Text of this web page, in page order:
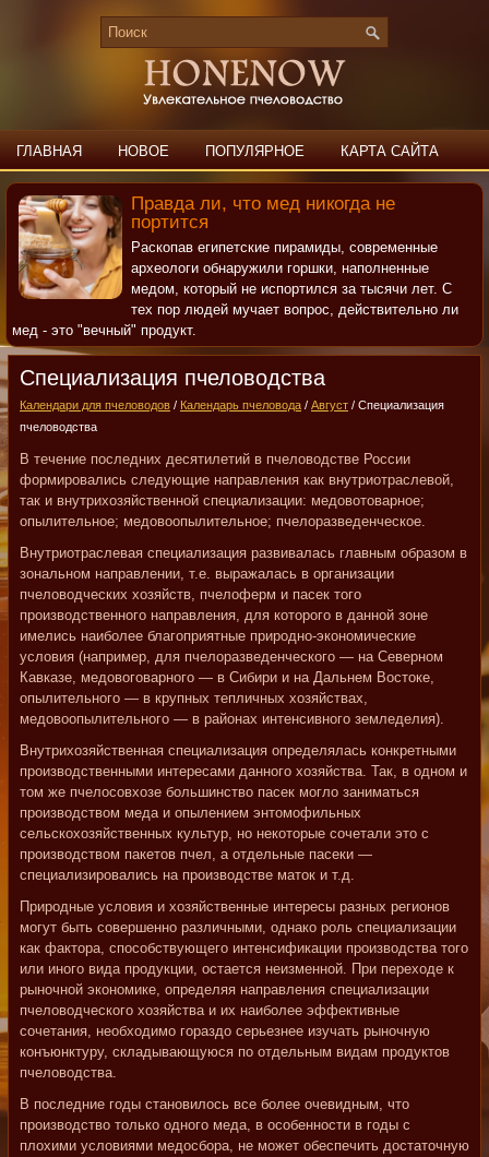
ГЛАВНАЯ НОВОЕ ПОПУЛЯРНОЕ КАРТА САЙТА
ПОИСК КОНТАКТЫ
Правда ли, что мед никогда не
портится
Раскопав египетские пирамиды, современные
археологи обнаружили горшки, наполненные
медом, который не испортился за тысячи лет. С
тех пор людей мучает вопрос, действительно ли
мед - это "вечный" продукт.
Специализация пчеловодства
Календари для пчеловодов / Календарь пчеловода / Август / Специализация
пчеловодства
В течение последних десятилетий в пчеловодстве России
формировались следующие направления как внутриотраслевой,
так и внутрихозяйственной специализации: медовотоварное;
опылительное; медовоопылительное; пчелоразведенческое.
Внутриотраслевая специализация развивалась главным образом в
зональном направлении, т.е. выражалась в организации
пчеловодческих хозяйств, пчелоферм и пасек того
производственного направления, для которого в данной зоне
имелись наиболее благоприятные природно-экономические
условия (например, для пчелоразведенческого — на Северном
Кавказе, медовоговарного — в Сибири и на Дальнем Востоке,
опылительного — в крупных тепличных хозяйствах,
медовоопылительного — в районах интенсивного земледелия).
Внутрихозяйственная специализация определялась конкретными
производственными интересами данного хозяйства. Так, в одном и
том же пчелосовхозе большинство пасек могло заниматься
производством меда и опылением энтомофильных
сельскохозяйственных культур, но некоторые сочетали это с
производством пакетов пчел, а отдельные пасеки —
специализировались на производстве маток и т.д.
Природные условия и хозяйственные интересы разных регионов
могут быть совершенно различными, однако роль специализации
как фактора, способствующего интенсификации производства того
или иного вида продукции, остается неизменной. При переходе к
рыночной экономике, определяя направления специализации
пчеловодческого хозяйства и их наиболее эффективные
сочетания, необходимо гораздо серьезнее изучать рыночную
конъюнктуру, складывающуюся по отдельным видам продуктов
пчеловодства.
В последние годы становилось все более очевидным, что
производство только одного меда, в особенности в годы с
плохими условиями медосбора, не может обеспечить достаточную